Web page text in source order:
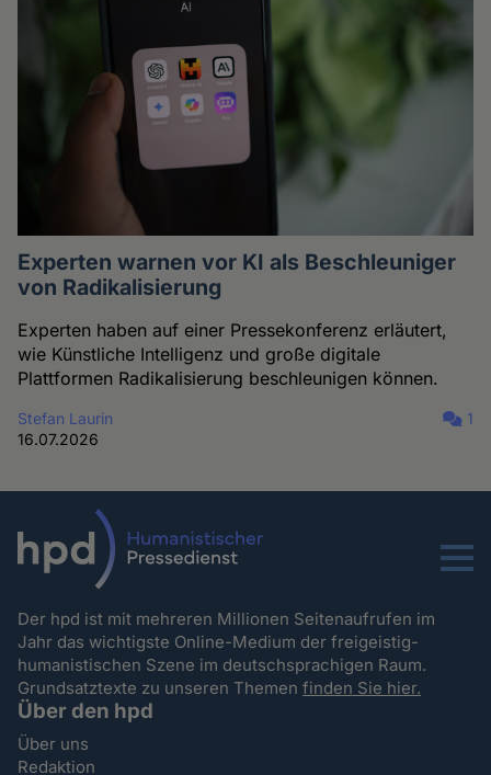
Experten warnen vor KI als Beschleuniger
von Radikalisierung
Experten haben auf einer Pressekonferenz erläutert,
wie Künstliche Intelligenz und große digitale
Plattformen Radikalisierung beschleunigen können.
Stefan Laurin
16.07.2026
1
Menu
Der hpd ist mit mehreren Millionen Seitenaufrufen im
Jahr das wichtigste Online-Medium der freigeistig-
humanistischen Szene im deutschsprachigen Raum.
Grundsatztexte zu unseren Themenfinden Sie hier.
Über den hpd
Über uns
Redaktion